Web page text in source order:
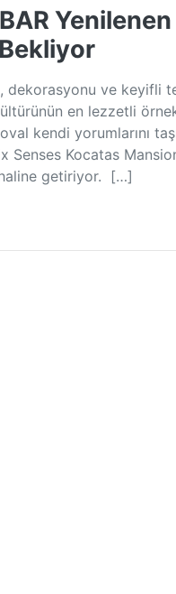
dekorasyonu ve keyifli
en lezzetli
kendi yorumlarını
Senses Kocatas
getiriyor. […]